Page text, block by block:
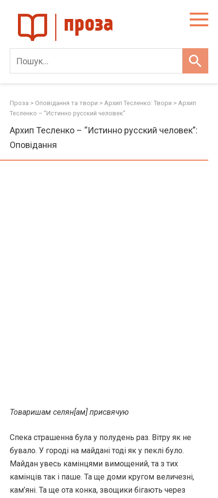
content
Проза > Оповідання та твори > Архип Тесленко: Твори > Архип
Тесленко – “Истинно русский человек”
Архип Тесленко – “Истинно русский человек”:
Оповідання
Товаришам селян[ам] присвячую
Спека страшенна була у полудень раз. Вітру як не
бувало. У городі на майдані тоді як у пеклі було.
Майдан увесь камінцями вимощений, та з тих
камінців так і паше. Та ще доми кругом величезні,
кам’яні. Та ще ота конка, звощики бігають через